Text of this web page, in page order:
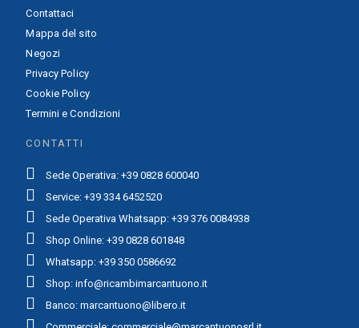
Contattaci
Mappa del sito
Negozi
Privacy Policy
Cookie Policy
Termini e Condizioni
CONTATTI
Sede Operativa: +39 0828 600040
Service: +39 334 6452520
Sede Operativa Whatsapp: +39 376 0084938
Shop Online: +39 0828 601848
Whatsapp: +39 350 0586692
Shop: info@ricambimarcantuono.it
Banco: marcantuono@libero.it